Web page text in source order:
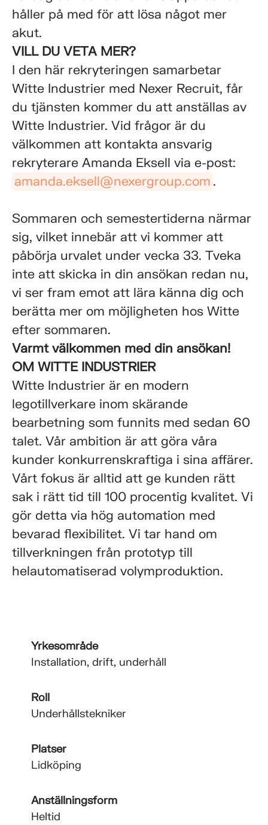
håller på med för att lösa något mer
akut.
VILL DU VETA MER?
I den här rekryteringen samarbetar
Witte Industrier med Nexer Recruit, får
du tjänsten kommer du att anställas av
Witte Industrier. Vid frågor är du
välkommen att kontakta ansvarig
rekryterare Amanda Eksell via e-post:
amanda.eksell@nexergroup.com .
Sommaren och semestertiderna närmar
sig, vilket innebär att vi kommer att
påbörja urvalet under vecka 33. Tveka
inte att skicka in din ansökan redan nu,
vi ser fram emot att lära känna dig och
berätta mer om möjligheten hos Witte
efter sommaren.
Varmt välkommen med din ansökan!
OM WITTE INDUSTRIER
Witte Industrier är en modern
legotillverkare inom skärande
bearbetning som funnits med sedan 60
talet. Vår ambition är att göra våra
kunder konkurrenskraftiga i sina affärer.
Vårt fokus är alltid att ge kunden rätt
sak i rätt tid till 100 procentig kvalitet. Vi
gör detta via hög automation med
bevarad flexibilitet. Vi tar hand om
tillverkningen från prototyp till
helautomatiserad volymproduktion.
Yrkesområde
Installation, drift, underhåll
Roll
Underhållstekniker
Platser
Lidköping
Anställningsform
Heltid